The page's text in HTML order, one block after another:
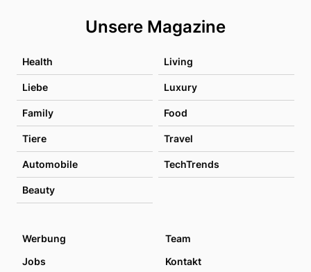
Unsere Magazine
Health Living
Liebe Luxury
Family Food
Tiere Travel
Automobile TechTrends
Beauty
Werbung
Team
Jobs
Kontakt